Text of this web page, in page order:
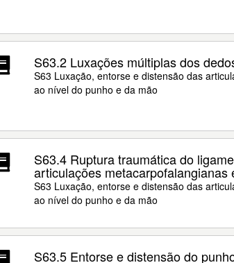
S63.2 Luxações múltiplas dos
S63 Luxação, entorse e distensão das
ao nível do punho e da mão
S63.4 Ruptura traumática do
articulações metacarpofalangianas
S63 Luxação, entorse e distensão das
ao nível do punho e da mão
S63.5 Entorse e distensão do